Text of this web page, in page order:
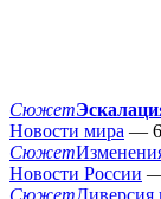
Сюжет
Новости мира — 6
Сюжет
Новости России —